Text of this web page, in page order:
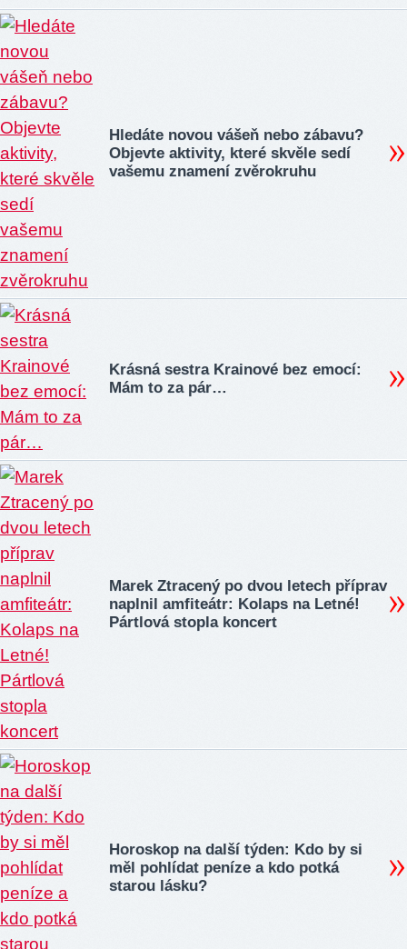
Hledáte novou vášeň nebo zábavu?
Objevte aktivity, které skvěle sedí
vašemu znamení zvěrokruhu
Krásná sestra Krainové bez emocí:
Mám to za pár…
Marek Ztracený po dvou letech příprav
naplnil amfiteátr: Kolaps na Letné!
Pártlová stopla koncert
Horoskop na další týden: Kdo by si
měl pohlídat peníze a kdo potká
starou lásku?